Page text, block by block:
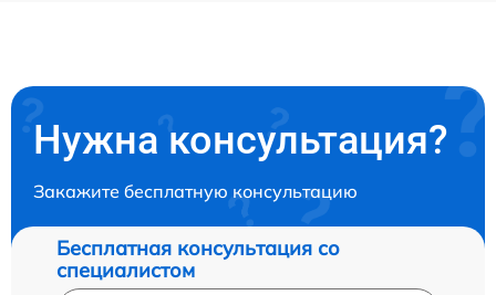
Нужна консультация?
Закажите бесплатную консультацию
Бесплатная консультация со
специалистом